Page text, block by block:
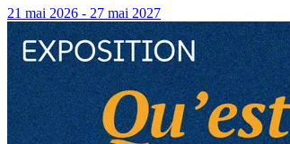
21 mai 2026 - 27 mai 2027